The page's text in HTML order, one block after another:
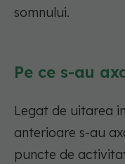
somnului.
Pe ce s-au
Legat de uitarea
anterioare s-au
puncte de